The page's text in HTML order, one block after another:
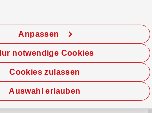
Cookies zulassen
Anpassen
Auswahl erlauben
notwendige Cookies